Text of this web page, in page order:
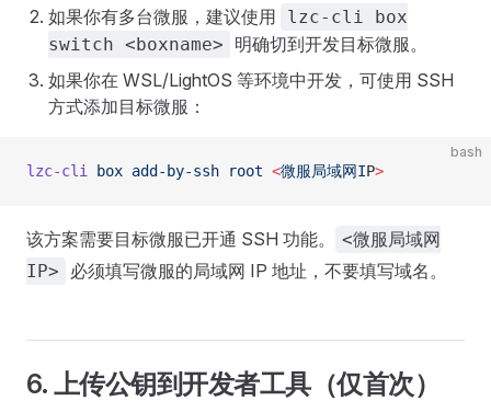
如果你有多台微服，建议使用
lzc-cli box
switch <boxname>
明确切到开发目标微服。
如果你在 WSL/LightOS 等环境中开发，可使用 SSH
方式添加目标微服：
bash
lzc-cli box add-by-ssh root <微服局域网IP>
该方案需要目标微服已开通 SSH 功能。
<微服局域网
IP>
必须填写微服的局域网 IP 地址，不要填写域名。
6. 上传公钥到开发者工具（仅首次）